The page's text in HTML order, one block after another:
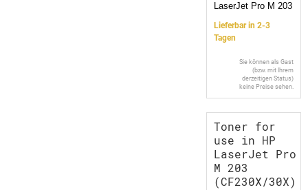
LaserJet Pro M 203
Lieferbar in 2-3
Tagen
Sie können als Gast
(bzw. mit Ihrem
derzeitigen Status)
keine Preise sehen.
Toner for
use in HP
LaserJet Pro
M 203
(CF230X/30X)